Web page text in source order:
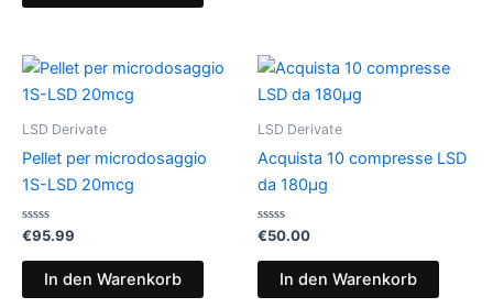
LSD Derivate
Pellet per microdosaggio
1S-LSD 20mcg
Bewertet
0
€95.99
In den Warenkorb
LSD Derivate
Acquista 10 compresse LSD
da 180µg
Bewertet
0
€50.00
In den Warenkorb